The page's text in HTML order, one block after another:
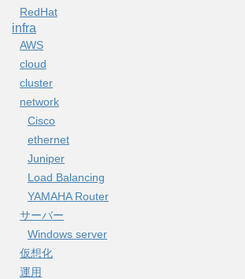
RedHat
infra
AWS
cloud
cluster
network
Cisco
ethernet
Juniper
Load Balancing
YAMAHA Router
サーバー
Windows server
仮想化
運用